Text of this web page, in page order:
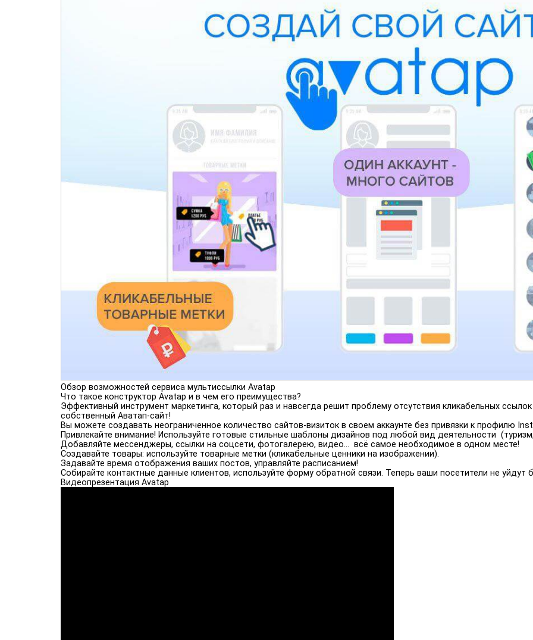
Обзор возможностей сервиса мультиссылки Avatap
Что такое конструктор Avatap и в чем его преимущества?
Эффективный инструмент маркетинга, который раз и навсегда решит проблему отсутствия кликабельных
собственный Аватап-сайт!
Вы можете создавать неограниченное количество сайтов-визиток в своем аккаунте без привязки к профилю
Привлекайте внимание! Используйте готовые стильные шаблоны дизайнов под любой вид деятельности
Добавляйте мессенджеры, ссылки на соцсети, фотогалерею, видео… всё самое необходимое в одном месте!
Создавайте товары: используйте товарные метки (кликабельные ценники на изображении).
Задавайте время отображения ваших постов, управляйте расписанием!
Собирайте контактные данные клиентов, используйте форму обратной связи. Теперь ваши посетители не уйдут
Видеопрезентация Avatap